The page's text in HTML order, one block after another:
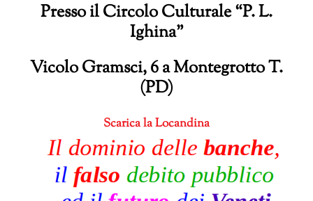
Presso il Circolo Culturale “P. L.
Ighina”
Vicolo Gramsci, 6 a Montegrotto T.
(PD)
Scarica la Locandina